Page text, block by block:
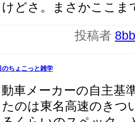
けどさ。まさかここ
投稿者
のちょこっと雑学
動車メーカーの自主基
たのは東名高速のきつ